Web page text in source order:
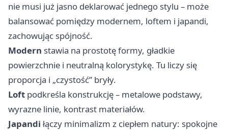
nie musi już jasno deklarować jednego stylu – może
balansować pomiędzy modernem, loftem i japandi,
zachowując spójność.
Modern stawia na prostotę formy, gładkie
powierzchnie i neutralną kolorystykę. Tu liczy się
proporcja i „czystość” bryły.
Loft podkreśla konstrukcję – metalowe podstawy,
wyrazne linie, kontrast materiałów.
Japandi łączy minimalizm z ciepłem natury: spokojne